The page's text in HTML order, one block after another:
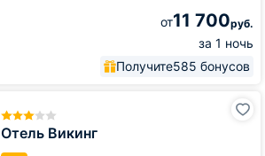
от11 700руб.
за 1 ночь
Получите585 бонусов
Отель Викинг